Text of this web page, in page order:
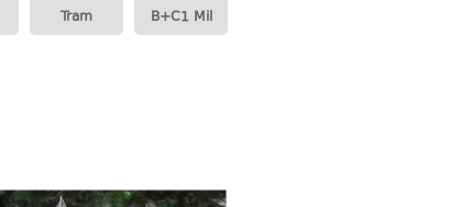
Tram B+C1 Mil